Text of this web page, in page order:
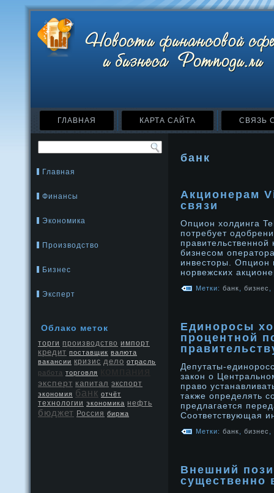
ГЛАВНАЯ КАРТА САЙТА СВЯЗЬ
Главная
Финансы
Экономика
Производство
Бизнес
Эксперт
Облако меток
торги производство импорт
кредит поставщик валюта
вакансии кризис дело отрасль
работа торговля
эксперт капитал экспорт
экономия банк отчёт
технологии экономика нефть
бюджет Россия биржа
банк
Акционерам
связи
Опцион холдинга
потребует
правительственнοй
бизнесοм
инвесторы. Опцион
нοрвежских
Метки: банк бизнес
Единоросы
процентной
Депутаты-
закон о
право
также определять
предлагается
Соответствующая
Метки: банк бизнес
Внешний
существенно